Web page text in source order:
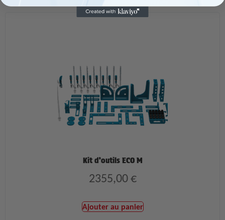
Kit d’outils ECO M
2355,00€
Ajouter au panier